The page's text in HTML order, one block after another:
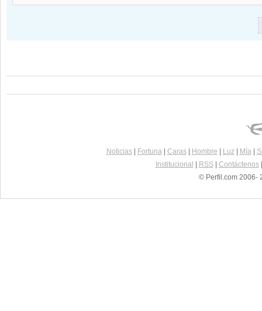
Noticias| Fortuna| Caras| Hombre Luz| Mía|
Institucional
RSS| Contáctenos
© Perfil.com 2006-